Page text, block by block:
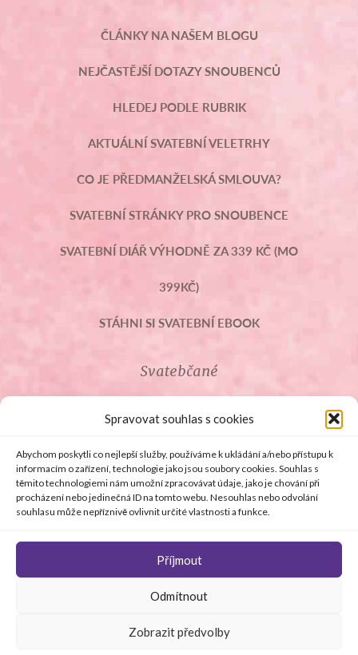
Spravovat souhlas s cookies
Abychom poskytli co nejlepší služby, používáme k ukládání a/nebo přístupu k
informacím o zařízení, technologie jako jsou soubory cookies. Souhlas s
těmito technologiemi nám umožní zpracovávat údaje, jako je chování při
procházení nebo jedinečná ID na tomto webu. Nesouhlas nebo odvolání
souhlasu může nepříznivě ovlivnit určité vlastnosti a funkce.
Příjmout
Odmítnout
Zobrazit předvolby
ČLÁNKY NA NAŠEM BLOGU
NEJČASTĚJŠÍ DOTAZY SNOUBENCŮ
HLEDEJ PODLE RUBRIK
AKTUÁLNÍ SVATEBNÍ VELETRHY
CO JE PŘEDMANŽELSKÁ SMLOUVA?
SVATEBNÍ STRÁNKY PRO SNOUBENCE
SVATEBNÍ DIÁŘ VÝHODNĚ ZA 339 KČ (MO
399KČ)
STÁHNI SI SVATEBNÍ EBOOK
Svatebčané
ROZCESTNÍK PRO SVATEBČANY
SVATEBNÍ PROSLOVY
SVATEBNÍ DARY
© Copyright 2008 - 2026 svetsvateb.cz a dodavatelé obsahu
Všechna práva vyhrazena
staráSoftmedia